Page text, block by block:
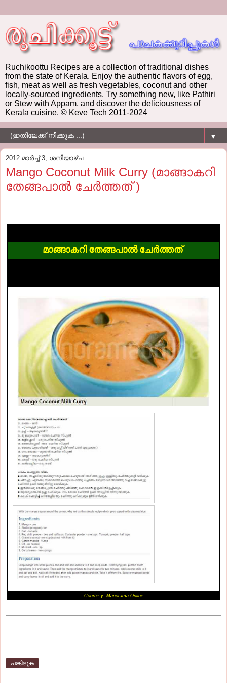
Ruchikoottu Recipes are a collection of traditional dishes
from the state of Kerala. Enjoy the authentic flavors of egg,
fish, meat as well as fresh vegetables, coconut and other
locally-sourced ingredients. Try something new, like Pathiri
or Stew with Appam, and discover the deliciousness of
Kerala cuisine. © Keve Tech 2011-2024
▼
2012 മാർച്ച് 3, ശനിയാഴ്‌ച
Mango Coconut Milk Curry (മാങ്ങാകറി
തേങ്ങപാല്‍ ചേര്‍ത്തത് )
മാങ്ങാകറി തേങ്ങപാല്‍ ചേര്‍ത്തത്
Courtesy: Manorama Online
പങ്കിടുക